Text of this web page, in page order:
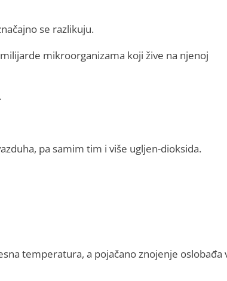
se razlikuju.
mikroorganizama koji žive na njenoj
pa samim tim i više ugljen-dioksida.
temperatura, a pojačano znojenje oslobađa